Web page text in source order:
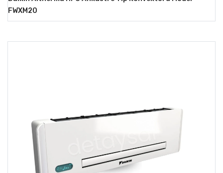
FWXM20